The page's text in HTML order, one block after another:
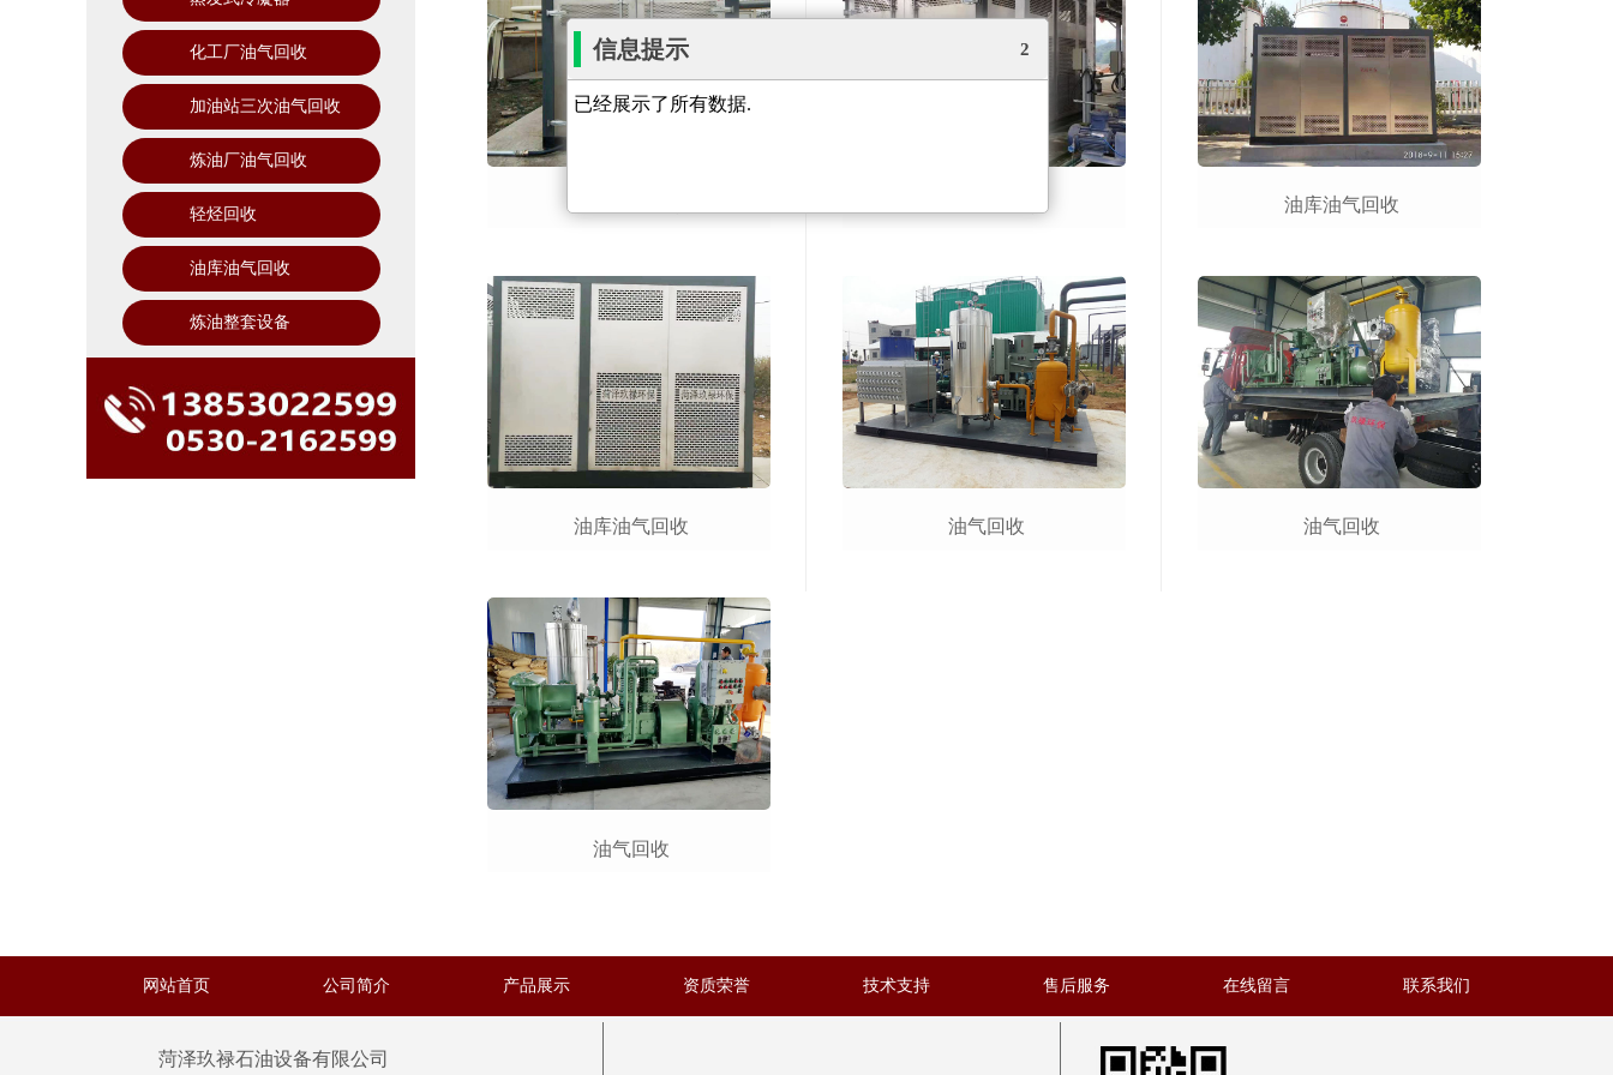
化工厂油气回收
加油站三次油气回收
炼油厂油气回收
轻烃回收
油库油气回收
炼油整套设备
油库油气回收
油气回收
油气回收
油库油气回收
油气回收
网站首页 公司简介 产品展示 资质荣誉 技术支持 售后服务 在线留言 联系我们
菏泽玖禄石油设备有限公司
信息提示 1
已经展示了所有数据.